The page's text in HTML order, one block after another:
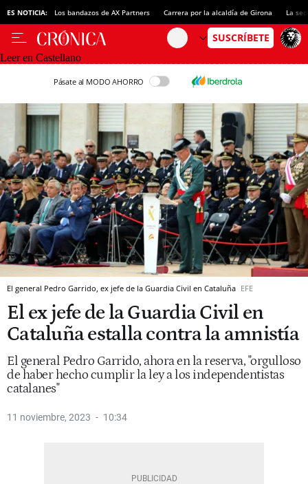
ES NOTICIA: Los bandazos de AX Partners Carrera por la alcaldía de Girona La
Leer en Castellano
Pásate al MODO AHORRO
El general Pedro Garrido, ex jefe de la Guardia Civil en Cataluña EFE
El ex jefe de la Guardia Civil en
Cataluña estalla contra la amnistía
El general Pedro Garrido, ahora en la reserva, "orgulloso
de haber hecho cumplir la ley a los independentistas
catalanes"
11 noviembre, 2023 10:34